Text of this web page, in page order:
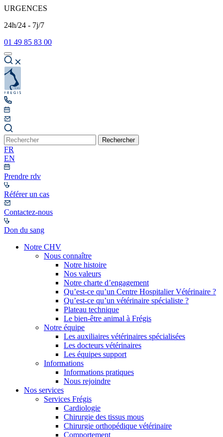
URGENCES
24h/24 - 7j/7
01 49 85 83 00
Rechercher
FR
EN
Prendre rdv
Référer un cas
Contactez-nous
Don du sang
Notre CHV
Nous connaître
Notre histoire
Nos valeurs
Notre charte d’engagement
Qu’est-ce qu’un Centre Hospitalier Vétérinaire ?
Qu’est-ce qu’un vétérinaire spécialiste ?
Plateau technique
Le bien-être animal à Frégis
Notre équipe
Les auxiliaires vétérinaires spécialisées
Les docteurs vétérinaires
Les équipes support
Informations
Informations pratiques
Nous rejoindre
Nos services
Services Frégis
Cardiologie
Chirurgie des tissus mous
Chirurgie orthopédique vétérinaire
Comportement